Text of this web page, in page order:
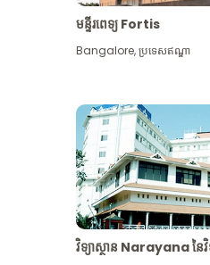
មន្ទីរពេទ្យ Fortis
Bangalore,ប្រទេសឥណ្ឌា
វិទ្យាស្ថាន Narayana នៃវិ